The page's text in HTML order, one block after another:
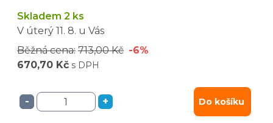
rychlou hygienu a nanosol mini. Praktické řešení pro
ruce i povrchy.
Skladem 2 ks
V úterý 11. 8. u Vás
Běžná cena: 713,00 Kč -6%
670,70 Kč s DPH
- + Do košíku